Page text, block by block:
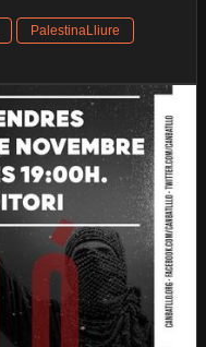
PalestinaLliure